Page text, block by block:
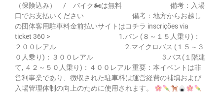
（保険込み） / バイク🏍は無料 備考：入場
口でお支払いください 備考：地方からお越し
の団体客用駐車料金前払いサイトはコチラ inscrições via
ticket 360 > 1.バン (８～１５人乗り)：
２００レアル 2.マイクロバス (１５～３
０人乗り)：３００レアル 3.バス(１階建
て, ４２～５０人乗り)：４００レアル 重要：本イベントは非
営利事業であり、徴収された駐車料は運営経費の補填および
入場管理体制の向上のために使用されます。